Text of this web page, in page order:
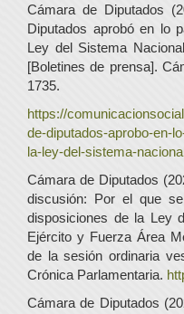
Cámara de Diputados
Diputados aprobó en lo
Ley del Sistema
[Boletines de prensa].
1735.
https://
de-diputados-aprobo-en-
la-ley-del-sistema-
Cámara de Diputados
discusión: Por el que
disposiciones de la Ley
Ejército y Fuerza Área
de la sesión ordinaria
Crónica Parlamentaria.
Cámara de Diputados